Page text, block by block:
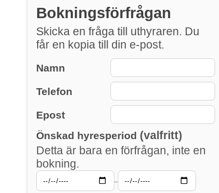
Bokningsförfrågan
Skicka en fråga till uthyraren. Du
får en kopia till din e-post.
Namn
Telefon
Epost
Önskad hyresperiod (valfritt)
Detta är bara en förfrågan, inte en
bokning.
–